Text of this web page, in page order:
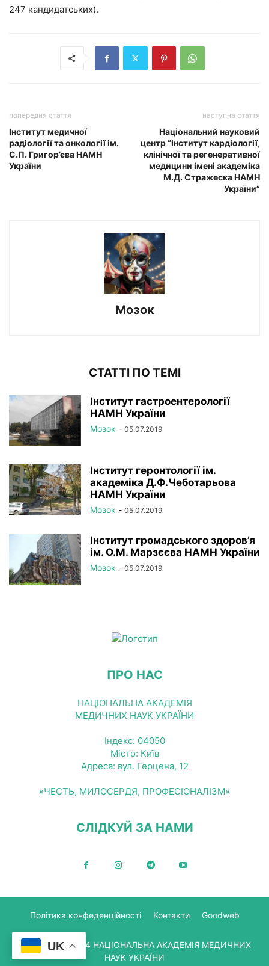
247 кандидатських).
попередня стаття
Інститут медичної
радіології та онкології ім.
С.П. Григор’єва НАМН
України
наступна стаття
Національний науковий
центр “Інститут кардіології,
клінічної та регенеративної
медицини імені академіка
М.Д. Стражеска НАМН
України”
Мозок
СТАТТІ ПО ТЕМІ
Інститут гастроентерології
НАМН України
Мозок - 05.07.2019
Інститут геронтології ім.
академіка Д.Ф.Чеботарьова
НАМН України
Мозок - 05.07.2019
Інститут громадського здоров’я
ім. О.М. Марзєєва НАМН України
Мозок - 05.07.2019
ПРО НАС
НАЦІОНАЛЬНА АКАДЕМІЯ
МЕДИЧНИХ НАУК УКРАЇНИ
Індекс: 04050
Місто: Київ
Адреса: вул. Герцена, 12
«ЧЕСТЬ, МИЛОСЕРДЯ, ПРОФЕСІОНАЛІЗМ»
СЛІДКУЙ ЗА НАМИ
Політика конфеденційності Контакти Goodweb
© Copyright 2024 НАЦІОНАЛЬНА АКАДЕМІЯ МЕДИЧНИХ
НАУК УКРАЇНИ
UK